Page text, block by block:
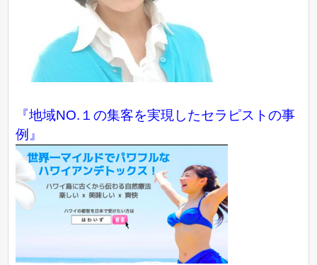
『地域NO.１の集客を実現したセラピストの事
例』